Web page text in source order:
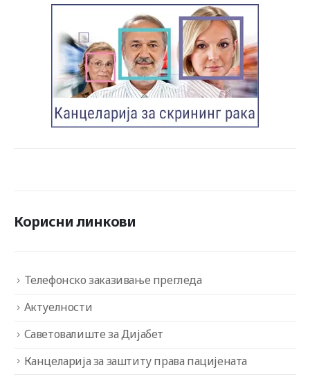
Корисни линкови
Телефонско заказивање прегледа
Актуелности
Саветовалиште за Дијабет
Канцеларија за заштиту права пацијената